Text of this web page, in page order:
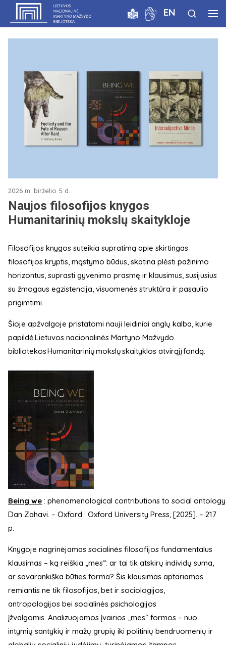
EN
2026 m. birželio 5 d.
Naujos filosofijos knygos
Humanitarinių mokslų skaitykloje
Filosofijos knygos suteikia supratimą apie skirtingas
filosofijos kryptis, mąstymo būdus, skatina plėsti pažinimo
horizontus, suprasti gyvenimo prasmę ir klausimus, susijusius
su žmogaus egzistencija, visuomenės struktūra ir pasaulio
prigimtimi.
Šioje apžvalgoje pristatomi nauji leidiniai anglų kalba, kurie
papildė Lietuvos nacionalinės Martyno Mažvydo
bibliotekos Humanitarinių mokslų skaityklos atvirąjį fondą.
Being we : phenomenological contributions to social
Dan Zahavi. – Oxford : Oxford University Press, [2025]. – 217
p.
Knygoje nagrinėjamas socialinės filosofijos fundamentalus
klausimas – ką reiškia „mes“: ar tai tik atskirų individų suma,
ar savarankiška būties forma? Šis klausimas aptariamas
remiantis ne tik filosofijos, bet ir sociologijos,
antropologijos bei socialinės psichologijos
įžvalgomis. Analizuojamos įvairios „mes“ formos – nuo
intymių santykių ir mažų grupių iki politinių bendruomenių ir